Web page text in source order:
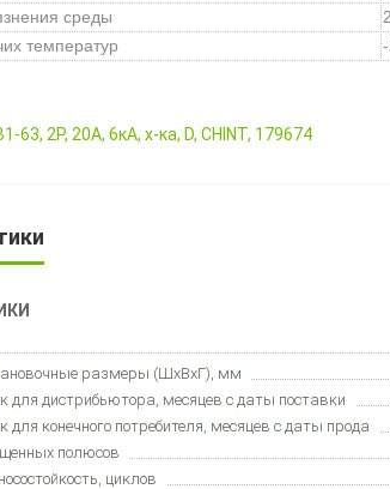
среды
2
температур
63, 2P, 20A, 6кА, х-ка, D, CHINT, 179674
размеры (ШхВхГ), мм
для дистрибьютора, месяцев с даты поставки
для конечного потребителя, месяцев с даты прода
полюсов
циклов